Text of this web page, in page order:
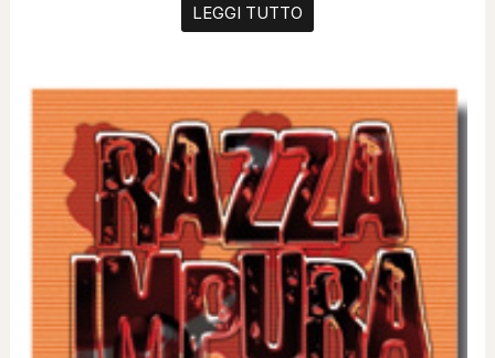
LEGGI TUTTO